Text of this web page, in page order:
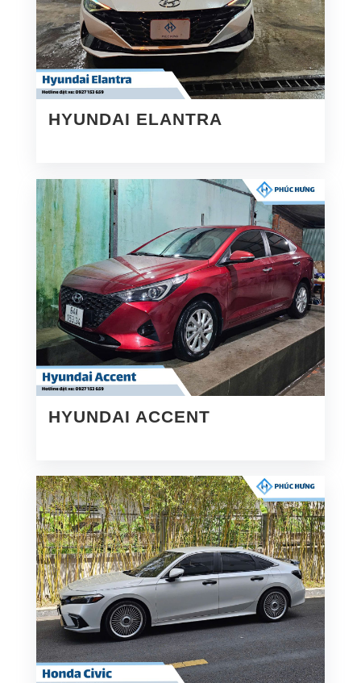
HYUNDAI ELANTRA
HYUNDAI ACCENT